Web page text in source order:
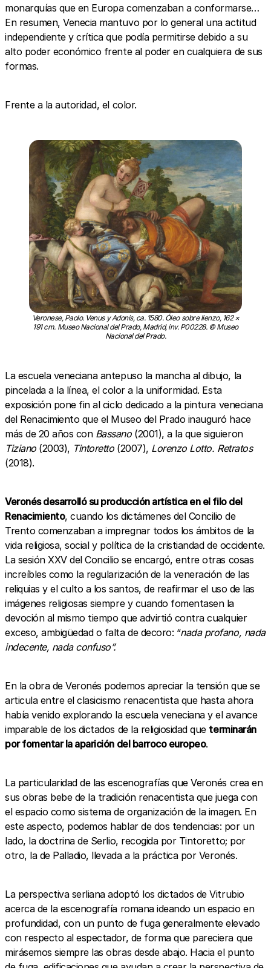
monarquías que en Europa comenzaban a conformarse…
En resumen, Venecia mantuvo por lo general una actitud
independiente y crítica que podía permitirse debido a su
alto poder económico frente al poder en cualquiera de sus
formas.
Frente a la autoridad, el color.
Veronese, Paolo. Venus y Adonis, ca. 1580. Óleo sobre lienzo, 162 ×
191 cm. Museo Nacional del Prado, Madrid, inv. P00228. © Museo
Nacional del Prado.
La escuela veneciana antepuso la mancha al dibujo, la
pincelada a la línea, el color a la uniformidad. Esta
exposición pone fin al ciclo dedicado a la pintura veneciana
del Renacimiento que el Museo del Prado inauguró hace
más de 20 años con Bassano(2001), a la que siguieron
Tiziano(2003), Tintoretto(2007), Lorenzo Lotto. Retratos
(2018).
Veronés desarrolló su producción artística en el filo del
Renacimiento, cuando los dictámenes del Concilio de
Trento comenzaban a impregnar todos los ámbitos de la
vida religiosa, social y política de la cristiandad de occidente.
La sesión XXV del Concilio se encargó, entre otras cosas
increíbles como la regularización de la veneración de las
reliquias y el culto a los santos, de reafirmar el uso de las
imágenes religiosas siempre y cuando fomentasen la
devoción al mismo tiempo que advirtió contra cualquier
exceso, ambigüedad o falta de decoro: “nada profano, nada
indecente, nada confuso”.
En la obra de Veronés podemos apreciar la tensión que se
articula entre el clasicismo renacentista que hasta ahora
había venido explorando la escuela veneciana y el avance
imparable de los dictados de la religiosidad que terminarán
por fomentar la aparición del barroco europeo.
La particularidad de las escenografías que Veronés crea en
sus obras bebe de la tradición renacentista que juega con
el espacio como sistema de organización de la imagen. En
este aspecto, podemos hablar de dos tendencias: por un
lado, la doctrina de Serlio, recogida por Tintoretto; por
otro, la de Palladio, llevada a la práctica por Veronés.
La perspectiva serliana adoptó los dictados de Vitrubio
acerca de la escenografía romana ideando un espacio en
profundidad, con un punto de fuga generalmente elevado
con respecto al espectador, de forma que pareciera que
mirásemos siempre las obras desde abajo. Hacia el punto